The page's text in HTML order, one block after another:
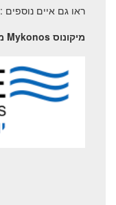
ראו גם איים נוספים :
מיקונוס Mykonos מקבוצת יוון והאיים.